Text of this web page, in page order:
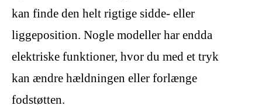
kan finde den helt rigtige sidde- eller
liggeposition. Nogle modeller har endda
elektriske funktioner, hvor du med et tryk
kan ændre hældningen eller forlænge
fodstøtten.